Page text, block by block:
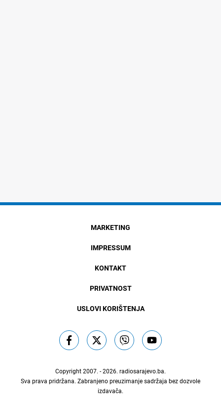
MARKETING
IMPRESSUM
KONTAKT
PRIVATNOST
USLOVI KORIŠTENJA
Copyright 2007. - 2026. radiosarajevo.ba.
Sva prava pridržana. Zabranjeno preuzimanje sadržaja bez dozvole
izdavača.